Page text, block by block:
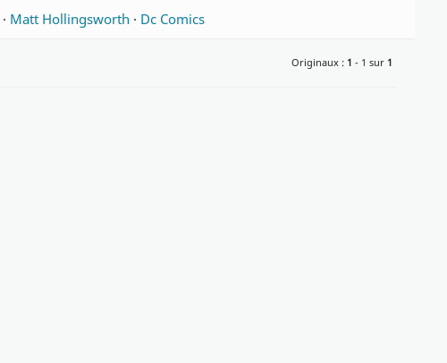
· Matt Hollingsworth · Dc Comics
Originaux : 1 - 1 sur 1